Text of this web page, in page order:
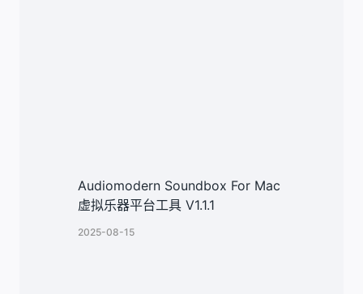
Audiomodern Soundbox For Mac
虚拟乐器平台工具 V1.1.1
2025-08-15